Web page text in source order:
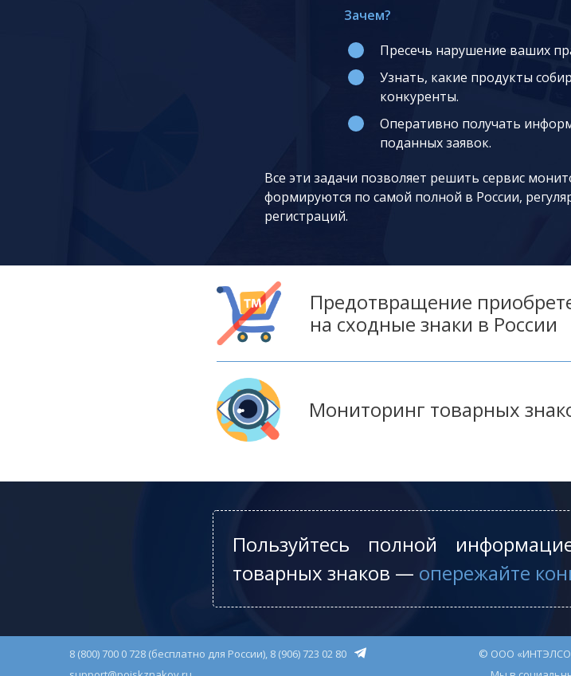
Зачем?
Пресечь нарушение ваших
Узнать, какие продукты
конкуренты.
Оперативно получать
поданных заявок.
Все эти задачи позволяет решить сервис
формируются по самой полной в России,
регистраций.
Предотвращение
на сходные знаки в России
Мониторинг товарных
Пользуйтесь полной
товарных знаков — опережайте
8 (800) 700 0 728 (бесплатно для России), 8 (906) 723 02 80
© ООО